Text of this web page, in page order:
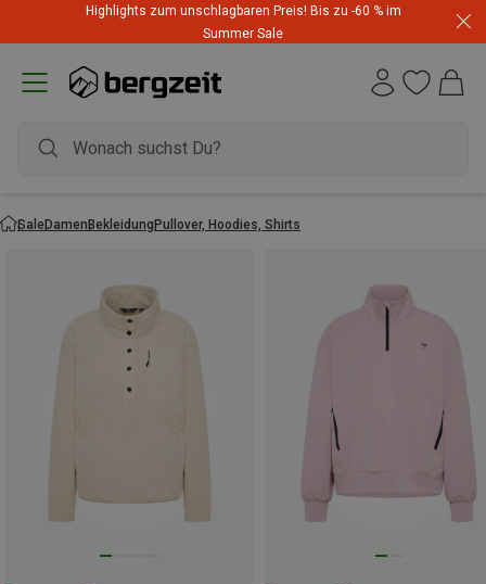
Highlights zum unschlagbaren Preis! Bis zu -60 % im
Summer Sale
SaleDamenBekleidungPullover, Hoodies, Shirts